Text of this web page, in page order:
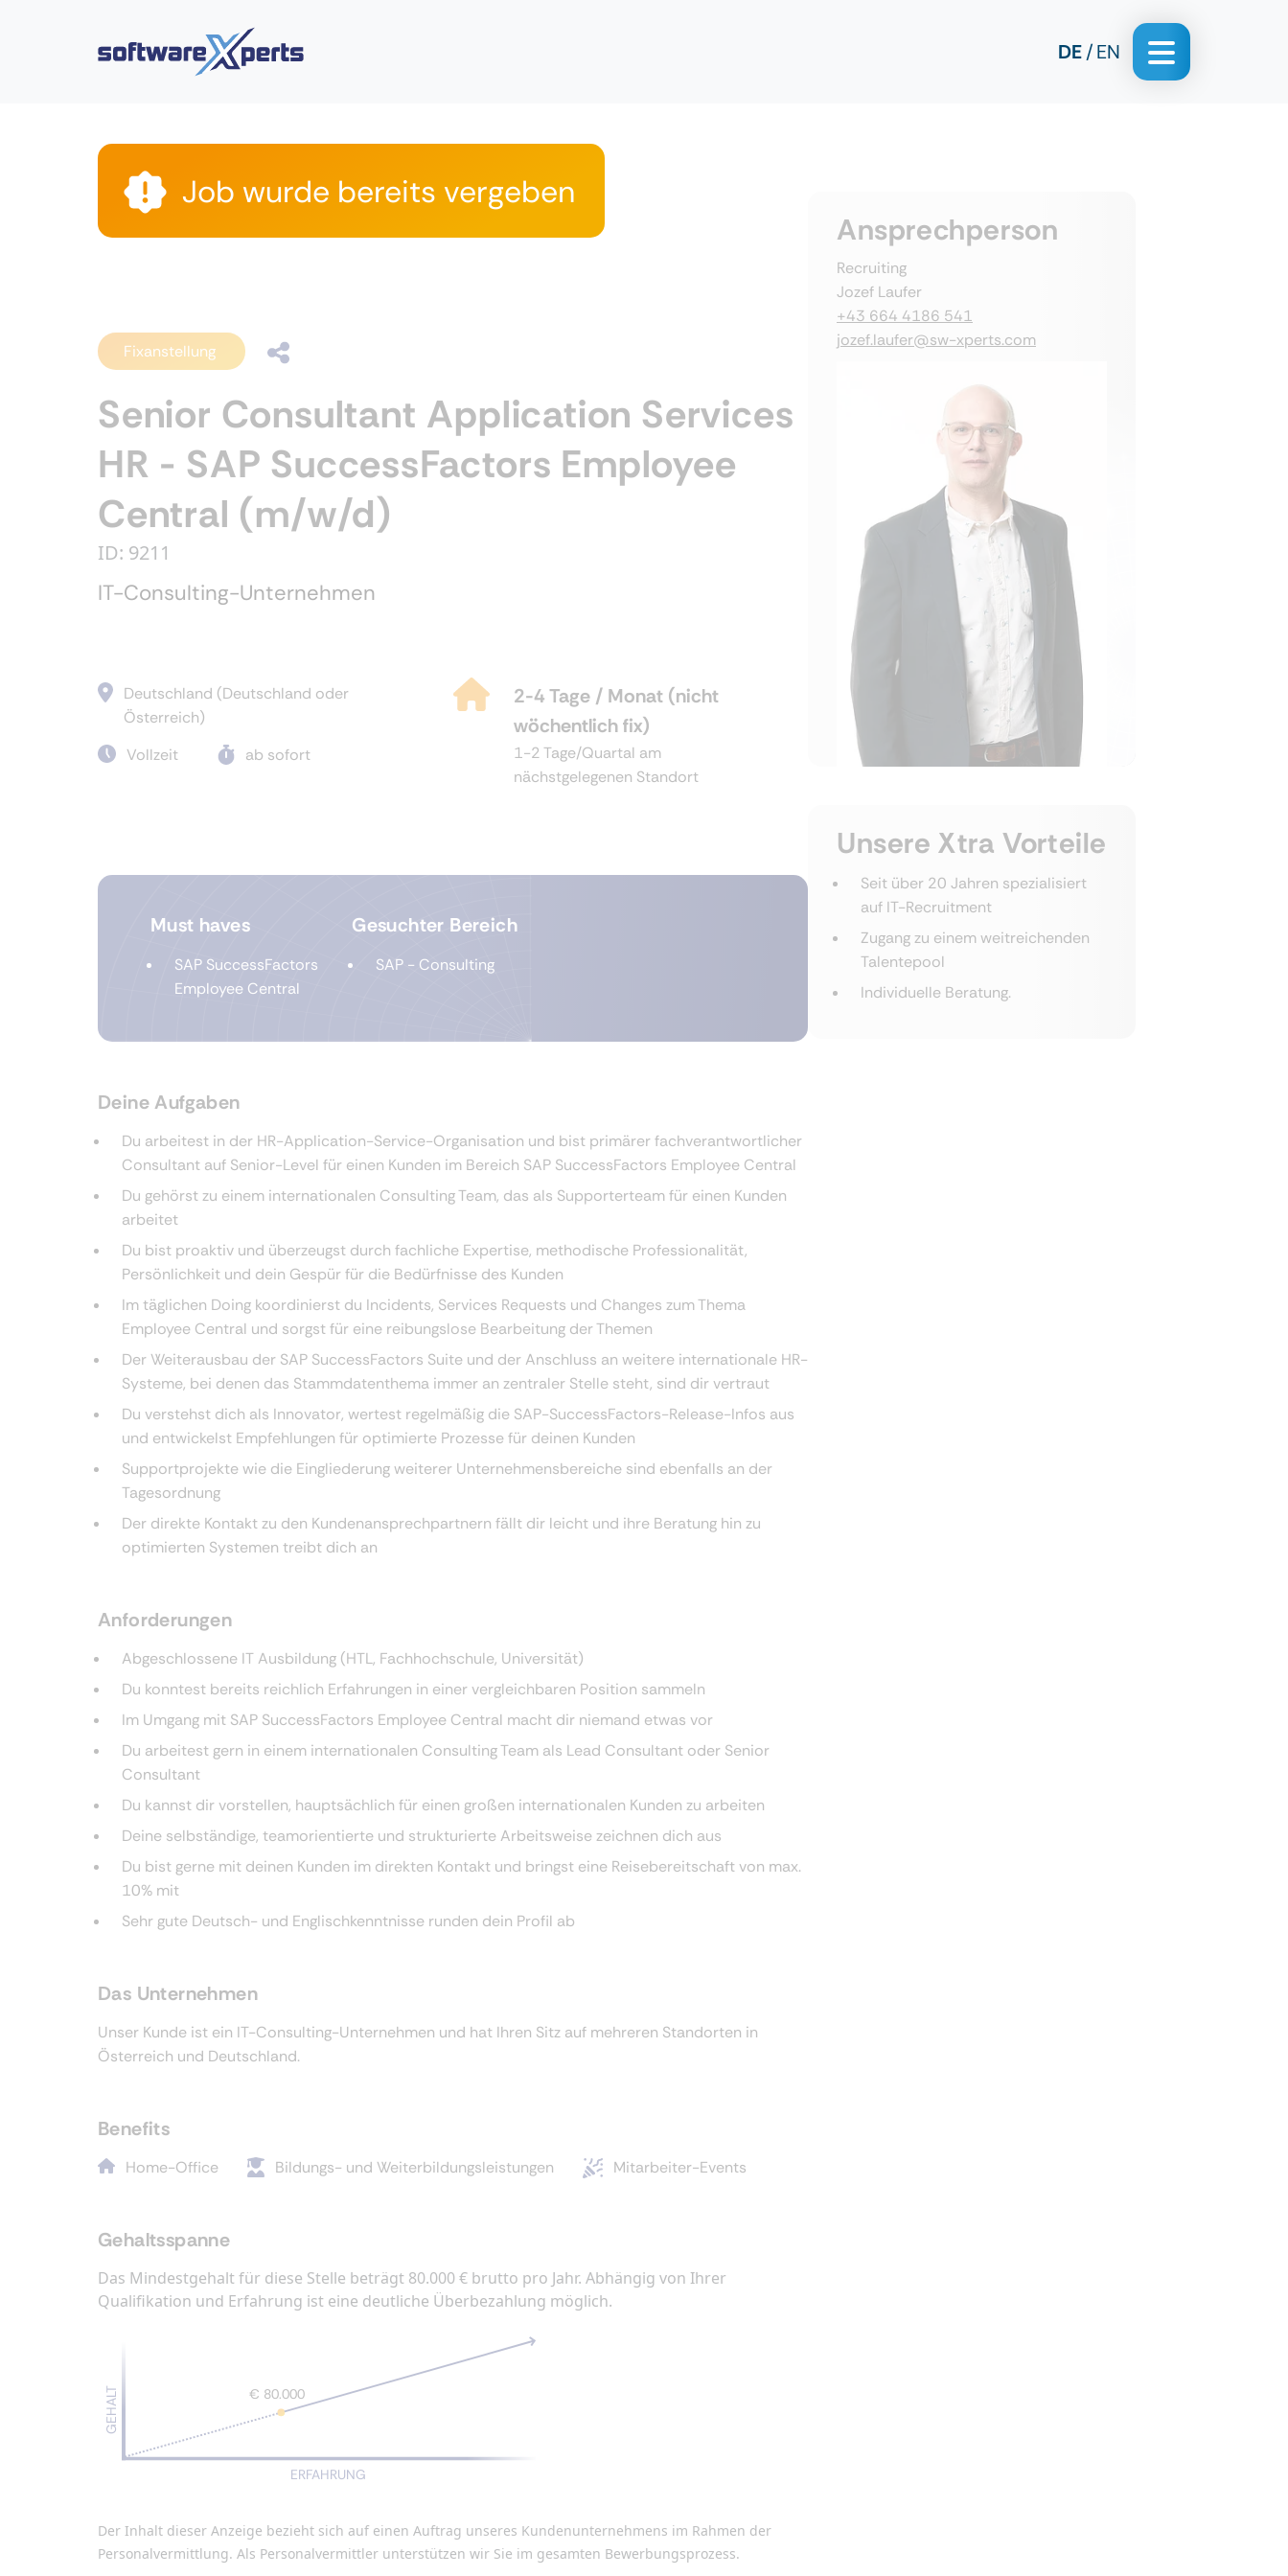
DE EN
Job wurde bereits vergeben
Fixanstellung
Senior Consultant Application Services
HR - SAP SuccessFactors Employee
Central (m/w/d)
ID: 9211
IT-Consulting-Unternehmen
Deutschland (Deutschland oder
Österreich)
Vollzeit
ab sofort
2-4 Tage / Monat (nicht
wöchentlich fix)
1-2 Tage/Quartal am
nächstgelegenen Standort
Must haves
SAP SuccessFactors
Employee Central
Gesuchter Bereich
SAP - Consulting
Deine Aufgaben
Du arbeitest in der HR-Application-Service-Organisation und bist primärer fachverantwortlicher
Consultant auf Senior-Level für einen Kunden im Bereich SAP SuccessFactors Employee Central
Du gehörst zu einem internationalen Consulting Team, das als Supporterteam für einen Kunden
arbeitet
Du bist proaktiv und überzeugst durch fachliche Expertise, methodische Professionalität,
Persönlichkeit und dein Gespür für die Bedürfnisse des Kunden
Im täglichen Doing koordinierst du Incidents, Services Requests und Changes zum Thema
Employee Central und sorgst für eine reibungslose Bearbeitung der Themen
Der Weiterausbau der SAP SuccessFactors Suite und der Anschluss an weitere internationale HR-
Systeme, bei denen das Stammdatenthema immer an zentraler Stelle steht, sind dir vertraut
Du verstehst dich als Innovator, wertest regelmäßig die SAP-SuccessFactors-Release-Infos aus
und entwickelst Empfehlungen für optimierte Prozesse für deinen Kunden
Supportprojekte wie die Eingliederung weiterer Unternehmensbereiche sind ebenfalls an der
Tagesordnung
Der direkte Kontakt zu den Kundenansprechpartnern fällt dir leicht und ihre Beratung hin zu
optimierten Systemen treibt dich an
Anforderungen
Abgeschlossene IT Ausbildung (HTL, Fachhochschule, Universität)
Du konntest bereits reichlich Erfahrungen in einer vergleichbaren Position sammeln
Im Umgang mit SAP SuccessFactors Employee Central macht dir niemand etwas vor
Du arbeitest gern in einem internationalen Consulting Team als Lead Consultant oder Senior
Consultant
Du kannst dir vorstellen, hauptsächlich für einen großen internationalen Kunden zu arbeiten
Deine selbständige, teamorientierte und strukturierte Arbeitsweise zeichnen dich aus
Du bist gerne mit deinen Kunden im direkten Kontakt und bringst eine Reisebereitschaft von max.
10% mit
Sehr gute Deutsch- und Englischkenntnisse runden dein Profil ab
Das Unternehmen
Unser Kunde ist ein IT-Consulting-Unternehmen und hat Ihren Sitz auf mehreren Standorten in
Österreich und Deutschland.
Benefits
Home-Office Bildungs- und Weiterbildungsleistungen Mitarbeiter-Events
Gehaltsspanne
Das Mindestgehalt für diese Stelle beträgt 80.000 € brutto pro Jahr. Abhängig von Ihrer
Qualifikation und Erfahrung ist eine deutliche Überbezahlung möglich.
GEHALT
ERFAHRUNG
€ 80.000
Der Inhalt dieser Anzeige bezieht sich auf einen Auftrag unseres Kundenunternehmens im Rahmen der
Personalvermittlung. Als Personalvermittler unterstützen wir Sie im gesamten Bewerbungsprozess.
Ansprechperson
Recruiting
Jozef Laufer
+43 664 4186 541
jozef.laufer@sw-xperts.com
Unsere Xtra Vorteile
Seit über 20 Jahren spezialisiert
auf IT-Recruitment
Zugang zu einem weitreichenden
Talentepool
Individuelle Beratung.